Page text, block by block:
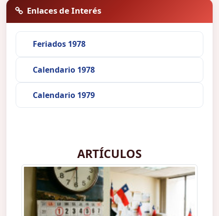
Enlaces de Interés
Feriados 1978
Calendario 1978
Calendario 1979
ARTÍCULOS